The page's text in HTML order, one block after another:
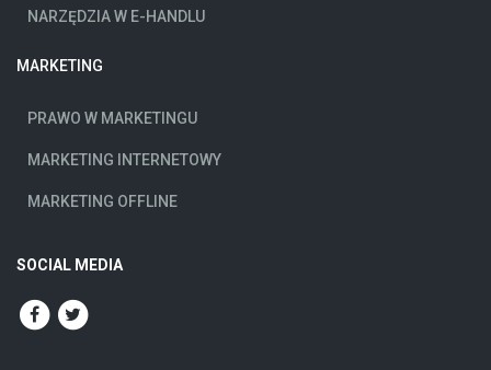
NARZĘDZIA W E-HANDLU
MARKETING
PRAWO W MARKETINGU
MARKETING INTERNETOWY
MARKETING OFFLINE
SOCIAL MEDIA